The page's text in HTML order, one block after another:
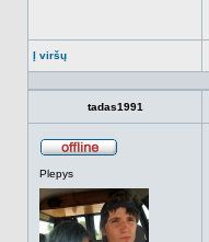
Į viršų
tadas1991
Plepys